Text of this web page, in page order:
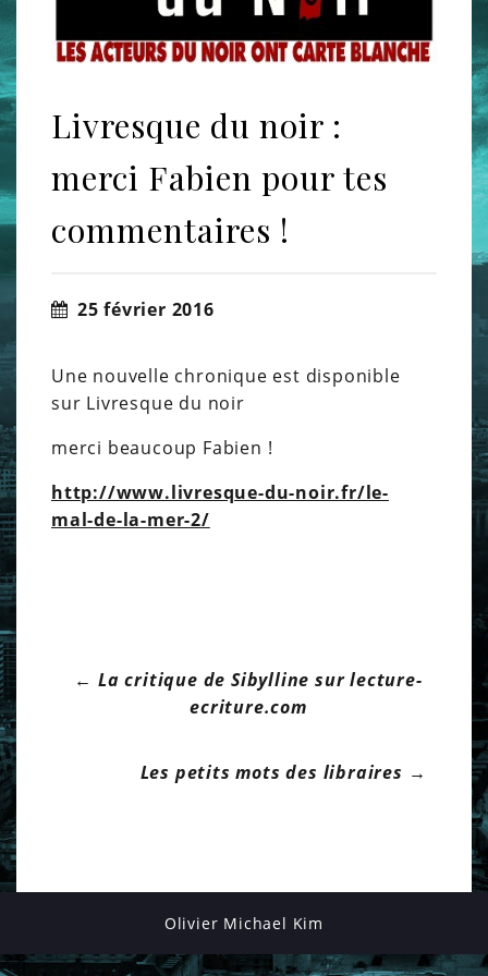
Livresque du noir :
merci Fabien pour tes
commentaires !
25 février 2016
Une nouvelle chronique est disponible
sur Livresque du noir
merci beaucoup Fabien !
http://www.livresque-du-noir.fr/le-
mal-de-la-mer-2/
t
n
← La critique de Sibylline sur lecture-
ecriture.com
Les petits mots des libraires →
Olivier Michael Kim